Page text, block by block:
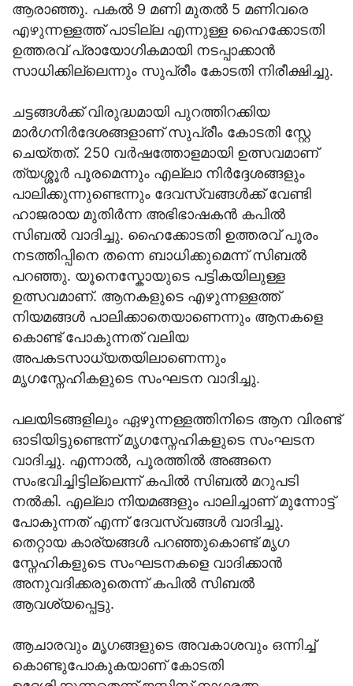
ആരാഞ്ഞു. പകല്‍ 9 മണി മുതല്‍ 5 മണിവരെ
എഴുന്നള്ളത്ത് പാടില്ല എന്നുള്ള ഹൈക്കോടതി
ഉത്തരവ് പ്രായോഗികമായി നടപ്പാക്കാന്‍
സാധിക്കില്ലെന്നും സുപ്രീം കോടതി നിരീക്ഷിച്ചു.
ചട്ടങ്ങൾക്ക് വിരുദ്ധമായി പുറത്തിറക്കിയ
മാര്‍ഗനിര്‍ദേശങ്ങളാണ് സുപ്രീം കോടതി സ്റ്റേ
ചെയ്തത്. 250 വർഷത്തോളമായി ഉത്സവമാണ്
ത്യശ്ശൂർ പൂരമെന്നും എല്ലാ നിർദ്ദേശങ്ങളും
പാലിക്കുന്നുണ്ടെന്നും ദേവസ്വങ്ങള്‍ക്ക് വേണ്ടി
ഹാജരായ മുതിര്‍ന്ന അഭിഭാഷകൻ കപിൽ
സിബൽ വാദിച്ചു. ഹൈക്കോടതി ഉത്തരവ് പൂരം
നടത്തിപ്പിനെ തന്നെ ബാധിക്കുമെന്ന് സിബൽ
പറഞ്ഞു. യൂനെസ്കോയുടെ പട്ടികയിലുള്ള
ഉത്സവമാണ്. ആനകളുടെ എഴുന്നള്ളത്ത്
നിയമങ്ങൾ പാലിക്കാതെയാണെന്നും ആനകളെ
കൊണ്ട് പോകുന്നത് വലിയ
അപകടസാധ്യതയിലാണെന്നും
മൃഗസ്നേഹികളുടെ സംഘടന വാദിച്ചു.
പലയിടങ്ങളിലും ഏഴുന്നള്ളത്തിനിടെ ആന വിരണ്ട്
ഓടിയിട്ടുണ്ടെന്ന് മൃഗസ്നേഹികളുടെ സംഘടന
വാദിച്ചു. എന്നാൽ, പൂരത്തിൽ അങ്ങനെ
സംഭവിച്ചിട്ടില്ലെന്ന് കപിൽ സിബൽ മറുപടി
നൽകി. എല്ലാ നിയമങ്ങളും പാലിച്ചാണ് മുന്നോട്ട്
പോകുന്നത് എന്ന് ദേവസ്വങ്ങൾ വാദിച്ചു.
തെറ്റായ കാര്യങ്ങൾ പറഞ്ഞുകൊണ്ട് മൃഗ
സ്നേഹികളുടെ സംഘടനകളെ വാദിക്കാൻ
അനുവദിക്കരുതെന്ന് കപിൽ സിബൽ
ആവശ്യപ്പെട്ടു.
ആചാരവും മൃഗങ്ങളുടെ അവകാശവും ഒന്നിച്ച്
കൊണ്ടുപോകുകയാണ് കോടതി